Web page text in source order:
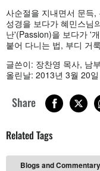
사순절을 지내면서 문득
성경을 보다가 혜민스님
난'(Passion)을 보다가 '
붙어 다니는 법, 부디 거
글쓴이: 장찬영 목사, 남
올린날: 2013년 3월 20
Share
Related Tags
Blogs and Commentary